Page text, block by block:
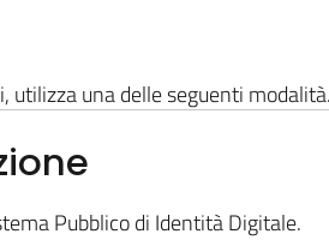
utilizza una delle seguenti modalità.
Pubblico di Identità Digitale.